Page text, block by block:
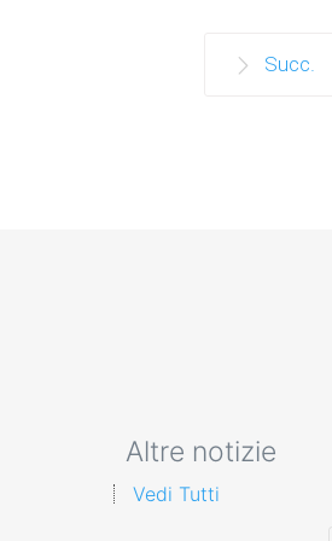
Succ.
Altre notizie
Vedi Tutti